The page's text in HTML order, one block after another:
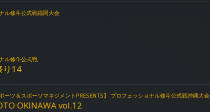
ル修斗公式戦福岡大会
ル修斗公式戦
り14
ーツ＆スポーツマネジメントPRESENTS】 プロフェッショナル修斗公式戦沖縄大会
OKINAWA vol.12